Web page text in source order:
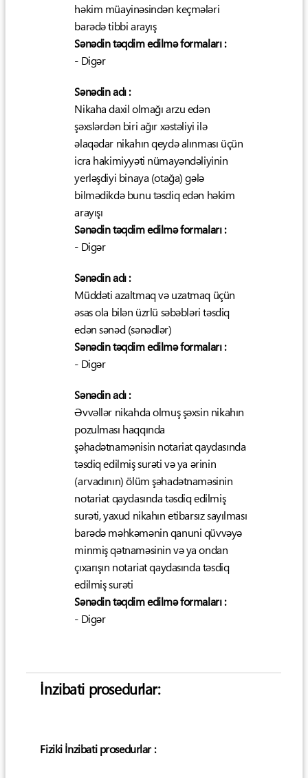
həkim müayinəsindən keçmələri
barədə tibbi arayış
Sənədin təqdim edilmə formaları :
- Digər
Sənədin adı :
Nikaha daxil olmağı arzu edən
şəxslərdən biri ağır xəstəliyi ilə
əlaqədar nikahın qeydə alınması üçün
icra hakimiyyəti nümayəndəliyinin
yerləşdiyi binaya (otağa) gələ
bilmədikdə bunu təsdiq edən həkim
arayışı
Sənədin təqdim edilmə formaları :
- Digər
Sənədin adı :
Müddəti azaltmaq və uzatmaq üçün
əsas ola bilən üzrlü səbəbləri təsdiq
edən sənəd (sənədlər)
Sənədin təqdim edilmə formaları :
- Digər
Sənədin adı :
Əvvəllər nikahda olmuş şəxsin nikahın
pozulması haqqında
şəhadətnamənisin notariat qaydasında
təsdiq edilmiş surəti və ya ərinin
(arvadının) ölüm şəhadətnaməsinin
notariat qaydasında təsdiq edilmiş
surəti, yaxud nikahın etibarsız sayılması
barədə məhkəmənin qanuni qüvvəyə
minmiş qətnaməsinin və ya ondan
çıxarışın notariat qaydasında təsdiq
edilmiş surəti
Sənədin təqdim edilmə formaları :
- Digər
İnzibati prosedurlar:
Fiziki İnzibati prosedurlar :